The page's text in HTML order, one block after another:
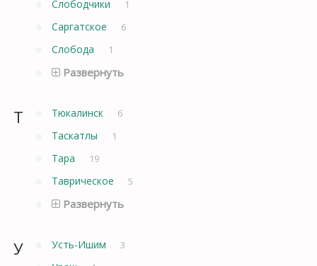
Слободчики 1
Саргатское 6
Слобода 1
Развернуть
Т Тюкалинск 6
Таскатлы 1
Тара 19
Таврическое 5
Развернуть
У Усть-Ишим 3